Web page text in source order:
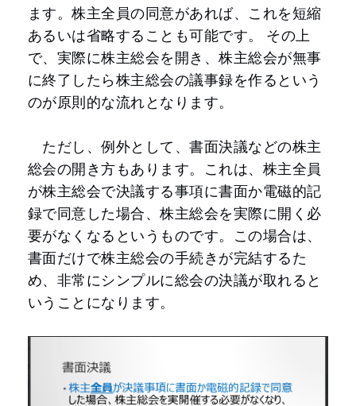
ます。株主全員の同意があれば、これを短縮
あるいは省略することも可能です。 その上
で、実際に株主総会を開き、株主総会が無事
に終了したら株主総会の議事録を作るという
のが原則的な流れとなります。
ただし、例外として、書面決議などの株主
総会の開き方もあります。これは、株主全員
が株主総会で決議する事項に書面か電磁的記
録で同意した場合、株主総会を実際に開く必
要がなくなるというものです。この場合は、
書面だけで株主総会の手続きが完結するた
め、非常にシンプルに総会の決議が取れると
いうことになります。